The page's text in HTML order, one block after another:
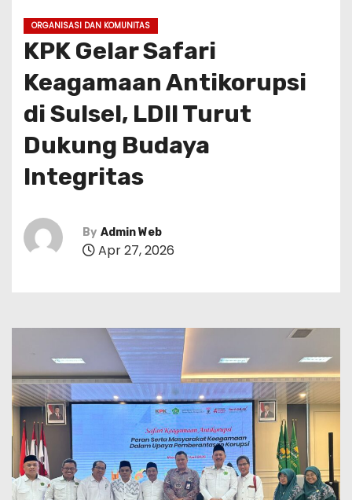
ORGANISASI DAN KOMUNITAS
KPK Gelar Safari
Keagamaan Antikorupsi
di Sulsel, LDII Turut
Dukung Budaya
Integritas
By Admin Web
Apr 27, 2026